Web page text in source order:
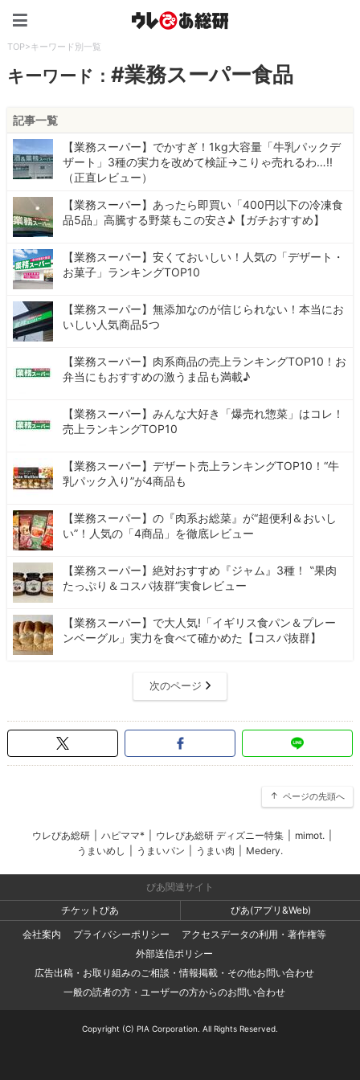
TOP>キーワード別一覧
キーワード：#業務スーパー食品
記事一覧
【業務スーパー】でかすぎ！1kg大容量「牛乳パックデ
ザート」3種の実力を改めて検証→こりゃ売れるわ…!!
（正直レビュー）
【業務スーパー】あったら即買い「400円以下の冷凍食
品5品」高騰する野菜もこの安さ♪【ガチおすすめ】
【業務スーパー】安くておいしい！人気の「デザート・
お菓子」ランキングTOP10
【業務スーパー】無添加なのが信じられない！本当にお
いしい人気商品5つ
【業務スーパー】肉系商品の売上ランキングTOP10！お
弁当にもおすすめの激うま品も満載♪
【業務スーパー】みんな大好き「爆売れ惣菜」はコレ！
売上ランキングTOP10
【業務スーパー】デザート売上ランキングTOP10！“牛
乳パック入り”が4商品も
【業務スーパー】の『肉系お総菜』が“超便利＆おいし
い”！人気の「4商品」を徹底レビュー
【業務スーパー】絶対おすすめ『ジャム』3種！ ‟果肉
たっぷり＆コスパ抜群”実食レビュー
【業務スーパー】で大人気!「イギリス食パン＆プレー
ンベーグル」実力を食べて確かめた【コスパ抜群】
次のページ
ページの先頭へ
ウレぴあ総研 ハピママ* ウレぴあ総研 ディズニー特集 mimot.
うまいめし
うまいパン うまい肉 Medery.
ぴあ関連サイト
チケットぴあ
ぴあ(アプリ&Web)
会社案内
プライバシーポリシー
アクセスデータの利用・著作権等
外部送信ポリシー
広告出稿・お取り組みのご相談・情報掲載・その他お問い合わせ
一般の読者の方・ユーザーの方からのお問い合わせ
Copyright (C) PIA Corporation. All Rights Reserved.